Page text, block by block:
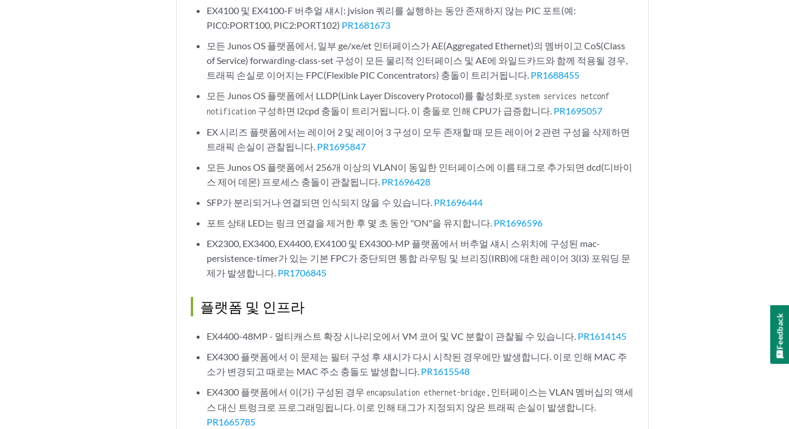
EX4100 및 EX4100-F 버추얼 섀시: jvision 쿼리를 실행하는 동안 존재하지 않는 PIC 포트(예:
PIC0:PORT100, PIC2:PORT102) PR1681673
모든 Junos OS 플랫폼에서, 일부 ge/xe/et 인터페이스가 AE(Aggregated Ethernet)의 멤버이고 CoS(Class
of Service) forwarding-class-set 구성이 모든 물리적 인터페이스 및 AE에 와일드카드와 함께 적용될 경우,
트래픽 손실로 이어지는 FPC(Flexible PIC Concentrators) 충돌이 트리거됩니다. PR1688455
모든 Junos OS 플랫폼에서 LLDP(Link Layer Discovery Protocol)를 활성화로 system services netconf
notification 구성하면 l2cpd 충돌이 트리거됩니다. 이 충돌로 인해 CPU가 급증합니다. PR1695057
EX 시리즈 플랫폼에서는 레이어 2 및 레이어 3 구성이 모두 존재할 때 모든 레이어 2 관련 구성을 삭제하면
트래픽 손실이 관찰됩니다. PR1695847
모든 Junos OS 플랫폼에서 256개 이상의 VLAN이 동일한 인터페이스에 이름 태그로 추가되면 dcd(디바이
스 제어 데몬) 프로세스 충돌이 관찰됩니다. PR1696428
SFP가 분리되거나 연결되면 인식되지 않을 수 있습니다. PR1696444
포트 상태 LED는 링크 연결을 제거한 후 몇 초 동안 "ON"을 유지합니다. PR1696596
EX2300, EX3400, EX4400, EX4100 및 EX4300-MP 플랫폼에서 버추얼 섀시 스위치에 구성된 mac-
persistence-timer가 있는 기본 FPC가 중단되면 통합 라우팅 및 브리징(IRB)에 대한 레이어 3(l3) 포워딩 문
제가 발생합니다. PR1706845
플랫폼 및 인프라
EX4400-48MP - 멀티캐스트 확장 시나리오에서 VM 코어 및 VC 분할이 관찰될 수 있습니다. PR1614145
EX4300 플랫폼에서 이 문제는 필터 구성 후 섀시가 다시 시작된 경우에만 발생합니다. 이로 인해 MAC 주
소가 변경되고 때로는 MAC 주소 충돌도 발생합니다. PR1615548
EX4300 플랫폼에서 이(가) 구성된 경우encapsulation ethernet-bridge , 인터페이스는 VLAN 멤버십의 액세
스 대신 트렁크로 프로그래밍됩니다. 이로 인해 태그가 지정되지 않은 트래픽 손실이 발생합니다.
PR1665785
Feedback